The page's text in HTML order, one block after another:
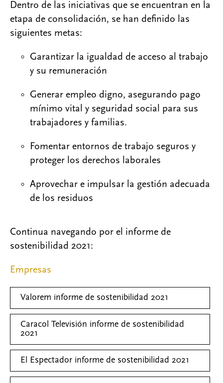
Dentro de las iniciativas que se encuentran en la
etapa de consolidación, se han definido las
siguientes metas:
Garantizar la igualdad de acceso al trabajo
y su remuneración
Generar empleo digno, asegurando pago
mínimo vital y seguridad social para sus
trabajadores y familias.
Fomentar entornos de trabajo seguros y
proteger los derechos laborales
Aprovechar e impulsar la gestión adecuada
de los residuos
Continua navegando por el informe de
sostenibilidad 2021:
Empresas
Valorem informe de sostenibilidad 2021
Caracol Televisión informe de sostenibilidad
2021
El Espectador informe de sostenibilidad 2021